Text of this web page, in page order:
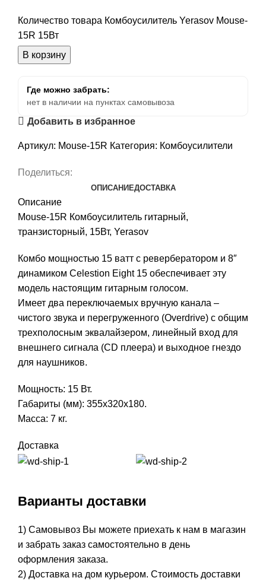
Количество товара Комбоусилитель Yerasov Mouse-
15R 15Вт
В корзину
Где можно забрать:
нет в наличии на пунктах самовывоза
Добавить в избранное
Артикул: Mouse-15R Категория: Комбоусилители
Поделиться:
ОПИСАНИЕДОСТАВКА
Описание
Mouse-15R Комбоусилитель гитарный,
транзисторный, 15Вт, Yerasov
Комбо мощностью 15 ватт с ревербератором и 8″
динамиком Celestion Eight 15 обеспечивает эту
модель настоящим гитарным голосом.
Имеет два переключаемых вручную канала –
чистого звука и перегруженного (Overdrive) с общим
трехполосным эквалайзером, линейный вход для
внешнего сигнала (CD плеера) и выходное гнездо
для наушников.
Мощность: 15 Вт.
Габариты (мм): 355х320х180.
Масса: 7 кг.
Доставка
Варианты доставки
1) Самовывоз Вы можете приехать к нам в магазин
и забрать заказ самостоятельно в день
оформления заказа.
2) Доставка на дом курьером. Стоимость доставки